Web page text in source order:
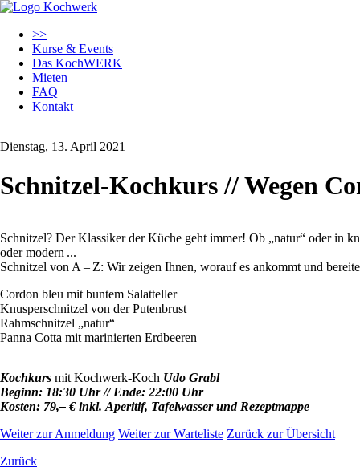
überspringen
>>
Kurse & Events
Das KochWERK
Mieten
FAQ
Kontakt
Dienstag, 13. April 2021
Schnitzel-Kochkurs // Wegen
Schnitzel? Der Klassiker der Küche geht immer! Ob „natur“ oder in
oder modern ...
Schnitzel von A – Z: Wir zeigen Ihnen, worauf es ankommt und
Cordon bleu mit buntem Salatteller
Knusperschnitzel von der Putenbrust
Rahmschnitzel „natur“
Panna Cotta mit marinierten Erdbeeren
Kochkurs mit Kochwerk-Koch Udo Grabl
Beginn: 18:30 Uhr // Ende: 22:00 Uhr
Kosten: 79,– € inkl. Aperitif, Tafelwasser und Rezeptmappe
Weiter zur Anmeldung Weiter zur Warteliste Zurück zur Übersicht
Zurück